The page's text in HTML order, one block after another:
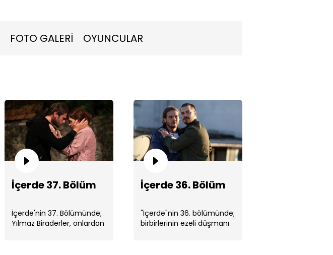
İçerde 36. Bölüm
FOTO GALERİ OYUNCULAR
İçerde 37. Bölüm
İçerde'nin 37. Bölümünde;
Yılmaz Biraderler, onlardan
İçerde 36. Bölüm
"İçerde"nin 36. bölümünde;
birbirlerinin ezeli düşmanı